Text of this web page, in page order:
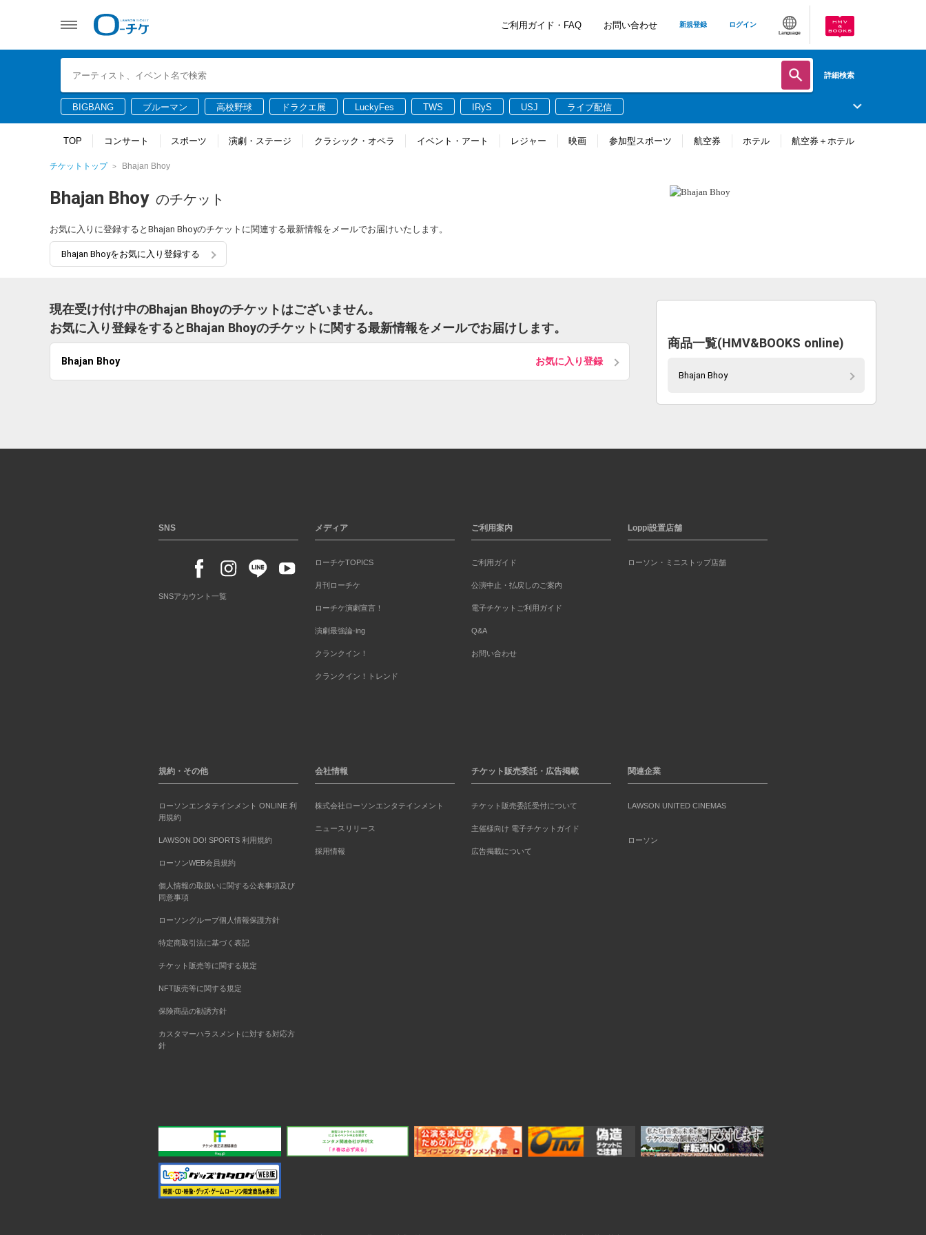
ご利用ガイド・FAQ お問い合わせ 新規登録 ログイン
Language
詳細検索
BIGBANG ブルーマン 高校野球 ドラクエ展 LuckyFes TWS IRyS USJ ライブ配信
TOP コンサート スポーツ 演劇・ステージ クラシック・オペラ イベント・アート レジャー 映画 参加型スポーツ 航空券 ホテル 航空券＋ホテル
チケットトップ Bhajan Bhoy
Bhajan Bhoy のチケット
お気に入りに登録するとBhajan Bhoyのチケットに関連する最新情報をメールでお届けいたします。
Bhajan Bhoyをお気に入り登録する
現在受け付け中のBhajan Bhoyのチケットはございません。
お気に入り登録をするとBhajan Bhoyのチケットに関する最新情報をメールでお届けします。
Bhajan Bhoy お気に入り登録
商品一覧(HMV&BOOKS online)
Bhajan Bhoy
SNS
SNSアカウント一覧
メディア
ローチケTOPICS
月刊ローチケ
ローチケ演劇宣言！
演劇最強論-ing
クランクイン！
クランクイン！トレンド
ご利用案内
ご利用ガイド
公演中止・払戻しのご案内
電子チケットご利用ガイド
Q&A
お問い合わせ
Loppi設置店舗
ローソン・ミニストップ店舗
規約・その他
ローソンエンタテインメント ONLINE 利
用規約
LAWSON DO! SPORTS 利用規約
ローソンWEB会員規約
個人情報の取扱いに関する公表事項及び
同意事項
ローソングループ個人情報保護方針
特定商取引法に基づく表記
チケット販売等に関する規定
NFT販売等に関する規定
保険商品の勧誘方針
カスタマーハラスメントに対する対応方
針
会社情報
株式会社ローソンエンタテインメント
ニュースリリース
採用情報
チケット販売委託・広告掲載
チケット販売委託受付について
主催様向け 電子チケットガイド
広告掲載について
関連企業
LAWSON UNITED CINEMAS
ローソン